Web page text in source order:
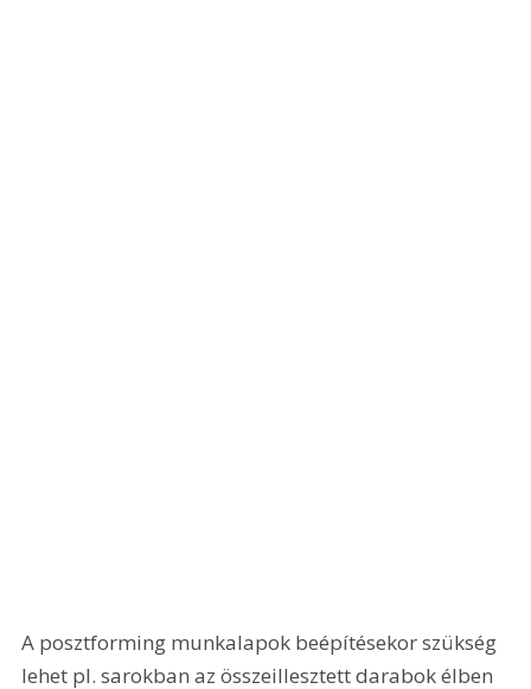
A posztforming munkalapok beépítésekor szükség
lehet pl. sarokban az összeillesztett darabok élben